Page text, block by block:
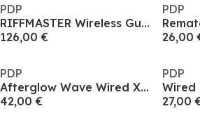
PDP
RIFFMASTER Wireless Guitar PlayStation Controller
126,00 €
PDP
26,00
PDP
Afterglow Wave Wired Xbox Controller - Black
42,00 €
PDP
27,00